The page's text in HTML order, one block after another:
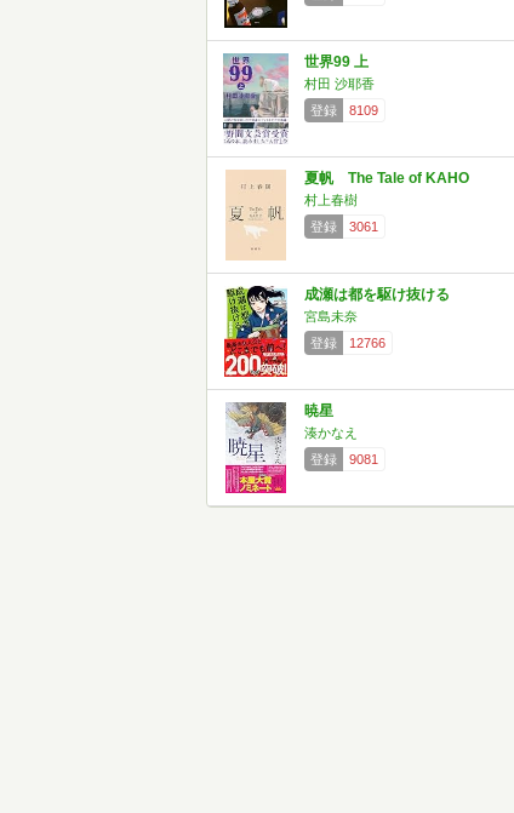
世界99 上
村田 沙耶香
登録
8109
夏帆 The Tale of KAHO
村上春樹
登録
3061
成瀬は都を駆け抜ける
宮島未奈
登録
12766
暁星
湊かなえ
登録
9081